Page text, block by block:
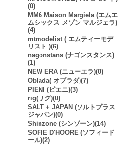
(0)
MM6 Maison Margiela (エムエ
ムシックス メゾン マルジェラ)
(4)
mtmodelist ( エムティーモデ
リスト )(6)
nagonstans (ナゴンスタンス)
(1)
NEW ERA (ニューエラ)(0)
Oblada( オブラダ)(7)
PIENI (ピエニ)(3)
rig(リグ)(0)
SALT + JAPAN (ソルトプラス
ジャパン)(0)
Shinzone (シンゾーン)(14)
SOFIE D'HOORE (ソフィード
ール)(2)